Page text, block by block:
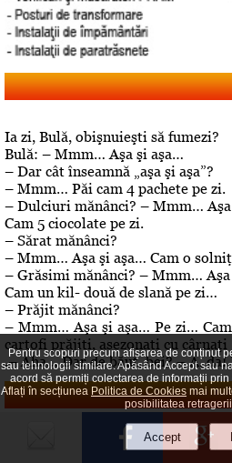
Ia zi, Bulă, obişnuieşti să fumezi?
Bulă: – Mmm… Aşa şi aşa…
– Dar cât înseamnă „aşa şi aşa”?
– Mmm… Păi cam 4 pachete pe zi.
– Dulciuri mănânci? – Mmm…
Cam 5 ciocolate pe zi.
– Sărat mănânci?
– Mmm… Aşa şi aşa… Cam o
– Grăsimi mănânci? – Mmm…
Cam un kil- două de slană pe zi…
– Prăjit mănânci?
– Mmm… Aşa şi aşa… Pe zi…
cartofi prăjiţi, asezonaţi cu cârnaţi
.– Aha… Dar de băut, bei? – A, da!
Despre "cazul" Gheboasa
Pentru scopuri precum afișarea de conținut
sau tehnologii similare. Apăsând Accept sau
acord să permiți colectarea de informații
Aflați în secțiunea Politica de Cookies mai
posibilitatea